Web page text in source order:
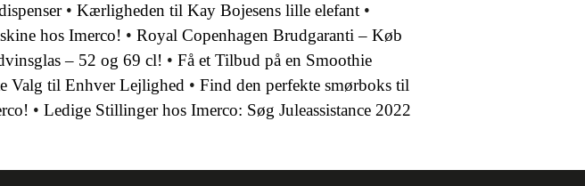
• Kærligheden til Kay Bojesens lille elefant •
hos Imerco! • Royal Copenhagen Brudgaranti – Køb
– 52 og 69 cl! • Få et Tilbud på en Smoothie
Valg til Enhver Lejlighed • Find den perfekte smørboks til
• Ledige Stillinger hos Imerco: Søg Juleassistance 2022